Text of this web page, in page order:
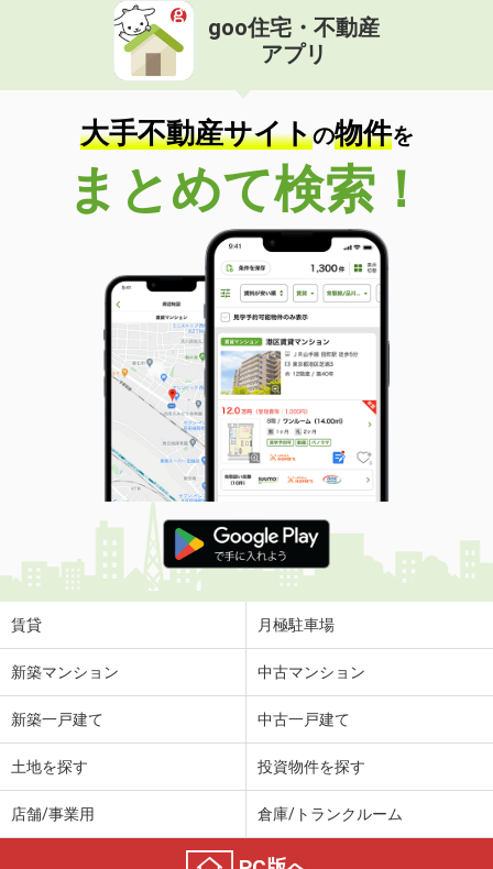
goo住宅・不動産
アプリ
大手不動産サイトの物件を
まとめて検索！
賃貸 月極駐車場
新築マンション 中古マンション
新築一戸建て 中古一戸建て
土地を探す 投資物件を探す
店舗/事業用 倉庫/トランクルーム